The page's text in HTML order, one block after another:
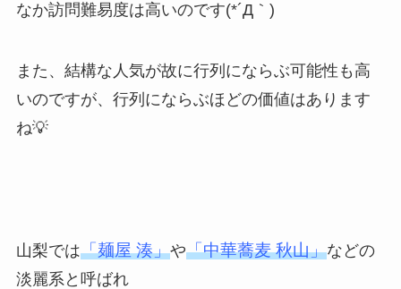
なか訪問難易度は高いのです(*´Д｀)
また、結構な人気が故に行列にならぶ可能性も高
いのですが、行列にならぶほどの価値はあります
ね💡
山梨では「麺屋 湊」や「中華蕎麦 秋山」などの
淡麗系と呼ばれ